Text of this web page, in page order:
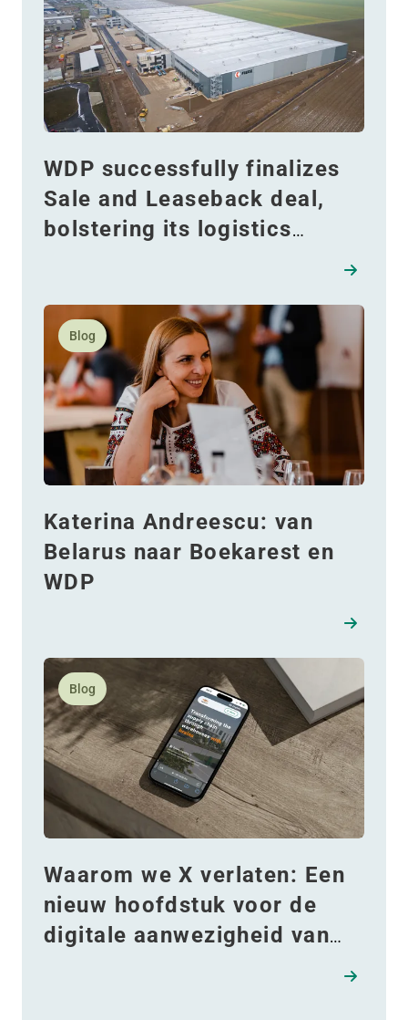
WDP successfully finalizes
Sale and Leaseback deal,
bolstering its logistics
Blog
Katerina Andreescu: van
Belarus naar Boekarest en
WDP
Lees meer over Katerina Andreescu: van Belarus
Blog
Waarom we X verlaten: Een
nieuw hoofdstuk voor de
digitale aanwezigheid van
Lees meer over Waarom we X verlaten: Een nieuw